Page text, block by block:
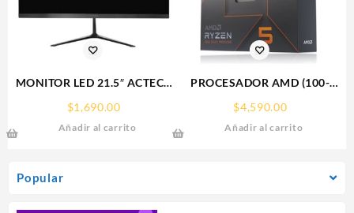
Popular
MONITOR LED 21.5″ ACTECK
$1,690.00
Añadir al carrito
PROCESADOR AMD (100-
7600X S-AM5, 6 CORE 4.7
GHZ, 105W, C/GRAFICOS,
$4,590.00
Añadir al carrito